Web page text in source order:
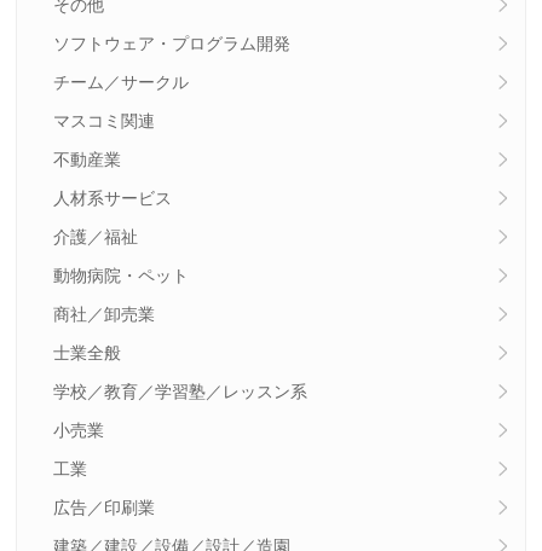
その他
ソフトウェア・プログラム開発
チーム／サークル
マスコミ関連
不動産業
人材系サービス
介護／福祉
動物病院・ペット
商社／卸売業
士業全般
学校／教育／学習塾／レッスン系
小売業
工業
広告／印刷業
建築／建設／設備／設計／造園